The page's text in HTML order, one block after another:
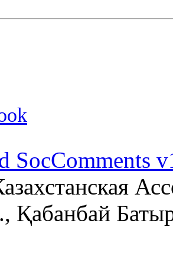
SocComments
Қабанбай